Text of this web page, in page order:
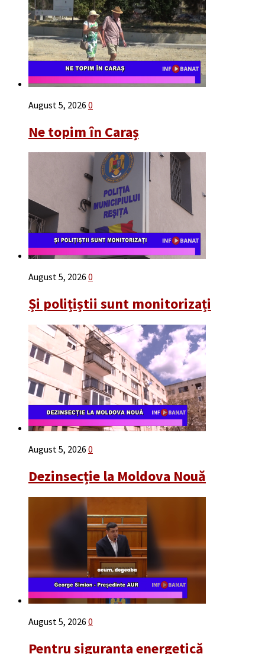
August 5, 2026 0
Ne topim în Caraș
August 5, 2026 0
Și polițiștii sunt monitorizați
August 5, 2026 0
Dezinsecție la Moldova Nouă
August 5, 2026 0
Pentru siguranța energetică